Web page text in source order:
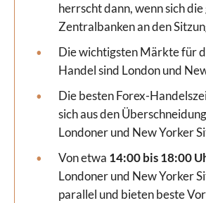
herrscht dann, wenn sich
Zentralbanken an den
Die wichtigsten Märkte für
Handel sind London und
Die besten Forex-
sich aus den
Londoner und New Yorker
Von etwa 14:00 bis 18:00
Londoner und New Yorker
parallel und bieten beste